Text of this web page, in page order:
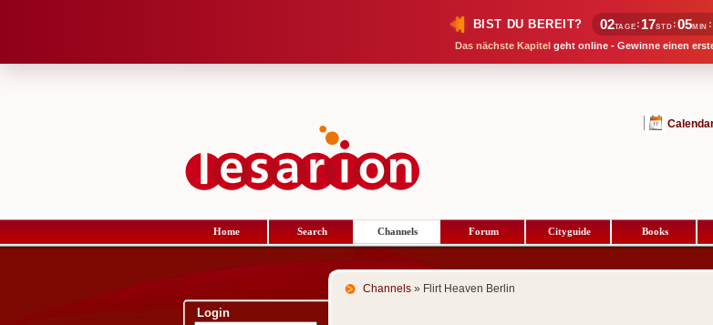
BIST DU BEREIT? 02TAGE : 17STD :05MIN :
Das nächste Kapitel geht online - Gewinne einen
Home Search Channels Forum Cityguide Books
Login
Channels » Flirt Heaven Berlin